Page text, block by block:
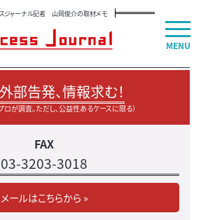
ジャーナル記者 山岡俊介の取材メモ
部告発、情報求む！
ロが調査。ただし、公益性あるケースに限る）
FAX
03-3203-3018
メールはこちらから »
MENU